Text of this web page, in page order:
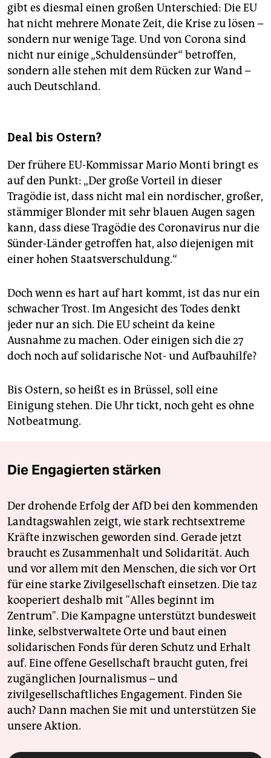
gibt es diesmal einen großen Unterschied: Die EU
hat nicht mehrere Monate Zeit, die Krise zu lösen –
sondern nur wenige Tage. Und von Corona sind
nicht nur einige „Schuldensünder“ betroffen,
sondern alle stehen mit dem Rücken zur Wand –
auch Deutschland.
Deal bis Ostern?
Der frühere EU-Kommissar Mario Monti bringt es
auf den Punkt: „Der große Vorteil in dieser
Tragödie ist, dass nicht mal ein nordischer, großer,
stämmiger Blonder mit sehr blauen Augen sagen
kann, dass diese Tragödie des Coronavirus nur die
Sünder-Länder getroffen hat, also diejenigen mit
einer hohen Staatsverschuldung.“
Doch wenn es hart auf hart kommt, ist das nur ein
schwacher Trost. Im Angesicht des Todes denkt
jeder nur an sich. Die EU scheint da keine
Ausnahme zu machen. Oder einigen sich die 27
doch noch auf solidarische Not- und Aufbauhilfe?
Bis Ostern, so heißt es in Brüssel, soll eine
Einigung stehen. Die Uhr tickt, noch geht es ohne
Notbeatmung.
Die Engagierten stärken
Der drohende Erfolg der AfD bei den kommenden
Landtagswahlen zeigt, wie stark rechtsextreme
Kräfte inzwischen geworden sind. Gerade jetzt
braucht es Zusammenhalt und Solidarität. Auch
und vor allem mit den Menschen, die sich vor Ort
für eine starke Zivilgesellschaft einsetzen. Die taz
kooperiert deshalb mit "Alles beginnt im
Zentrum". Die Kampagne unterstützt bundesweit
linke, selbstverwaltete Orte und baut einen
solidarischen Fonds für deren Schutz und Erhalt
auf. Eine offene Gesellschaft braucht guten, frei
zugänglichen Journalismus – und
zivilgesellschaftliches Engagement. Finden Sie
auch? Dann machen Sie mit und unterstützen Sie
unsere Aktion.